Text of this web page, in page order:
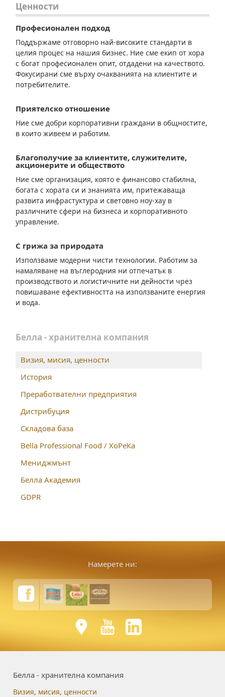
Ценности
Професионален подход
Поддържаме отговорно най-високите стандарти в
целия процес на нашия бизнес. Ние сме екип от хора
с богат професионален опит, отдадени на качеството.
Фокусирани сме върху очакванията на клиентите и
потребителите.
Приятелско отношение
Ние сме добри корпоративни граждани в общностите,
в които живеем и работим.
Благополучие за клиентите, служителите,
акционерите и обществото
Ние сме организация, която е финансово стабилна,
богата с хората си и знанията им, притежаваща
развита инфрастуктура и световно ноу-хау в
различните сфери на бизнеса и корпоративното
управление.
С грижа за природата
Използваме модерни чисти технологии. Работим за
намаляване на въглеродния ни отпечатък в
производството и логистичните ни дейности чрез
повишаване ефективността на използваните енергия
и вода.
Белла - хранителна компания
Визия, мисия, ценности
История
Преработвателни предприятия
Дистрибуция
Складова база
Bella Professional Food / ХоРеКа
Мениджмънт
Белла Академия
GDPR
Намерете ни:
Белла - хранителна компания
Визия, мисия, ценности